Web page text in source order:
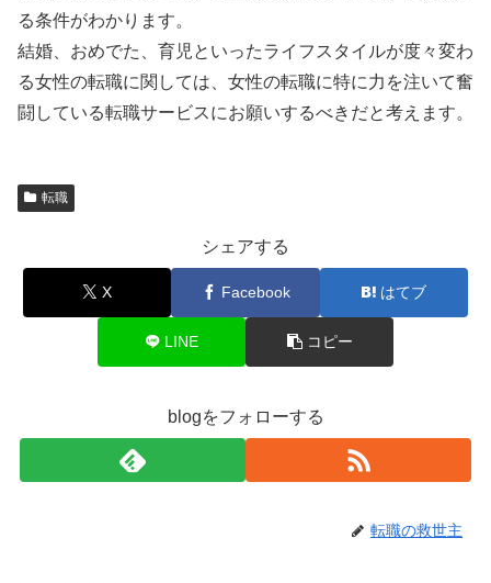
る条件がわかります。
結婚、おめでた、育児といったライフスタイルが度々変わ
る女性の転職に関しては、女性の転職に特に力を注いて奮
闘している転職サービスにお願いするべきだと考えます。
転職
シェアする
X Facebook はてブ
LINE コピー
blogをフォローする
転職の救世主